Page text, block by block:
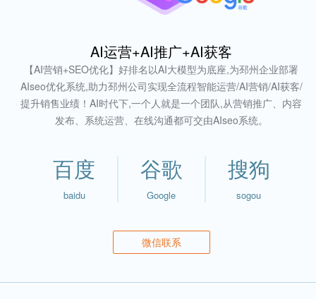
AI运营+AI推广+AI获客
【AI营销+SEO优化】好排名以AI大模型为底座,为邳州企业部署
AIseo优化系统,助力邳州公司实现全流程智能运营/AI营销/AI获客/
提升销售业绩！AI时代下,一个人就是一个团队,从营销推广、内容
发布、系统运营、在线沟通都可交由AIseo系统。
百度
baidu
谷歌
Google
搜狗
sogou
微信联系